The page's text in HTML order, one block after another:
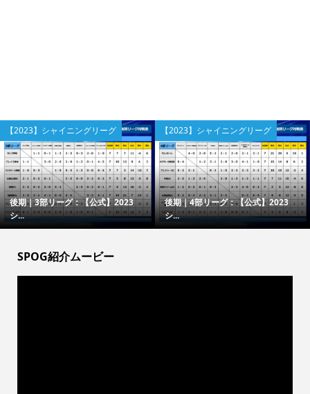
【2023】シャイニングリーグ
後期｜3部リーグ：【公式】2023
シ...
【2023】シャイニングリーグ
後期｜4部リーグ：【公式】2023
シ...
SPOG紹介ムービー